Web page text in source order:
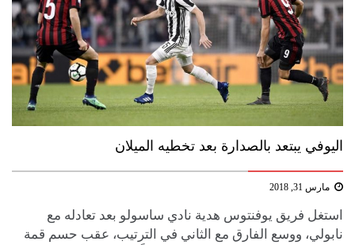
اليوفي يبتعد بالصدارة بعد تخطيه الميلان
مارس 31, 2018
استغل فريق يوفنتوس هدية نادي ​ساسولو​ بعد تعادله مع ​
نابولي​، ووسع الفارق مع الثاني في الترتيب، عقب حسم قمة